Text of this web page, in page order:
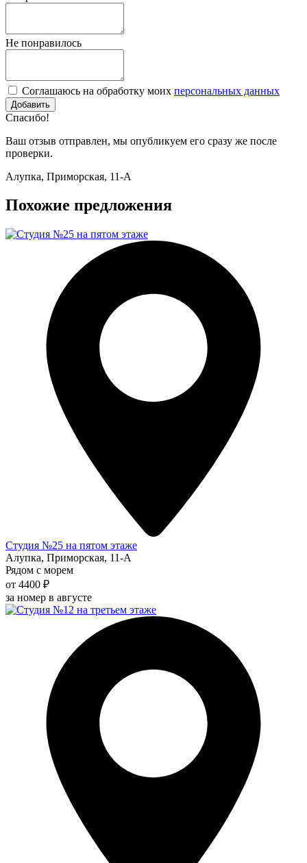
Не понравилось
Соглашаюсь на обработку моих персональных данных
Спасибо!
Ваш отзыв отправлен, мы опубликуем его сразу же после
проверки.
Алупка, Приморская, 11-А
Похожие предложения
Студия №25 на пятом этаже
Алупка, Приморская, 11-А
Рядом с морем
от 4400 ₽
за номер в августе